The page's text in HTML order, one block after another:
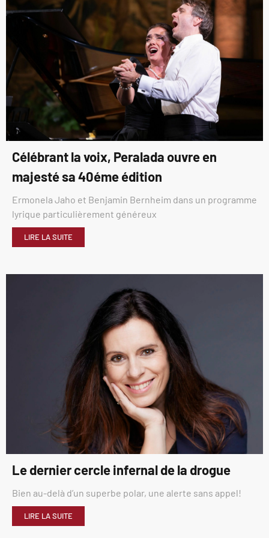
Célébrant la voix, Peralada ouvre en
majesté sa 40éme édition
Ermonela Jaho et Benjamin Bernheim dans un programme
lyrique particulièrement généreux
LIRE LA SUITE
Le dernier cercle infernal de la drogue
Bien au-delà d’un superbe polar, une alerte sans appel!
LIRE LA SUITE